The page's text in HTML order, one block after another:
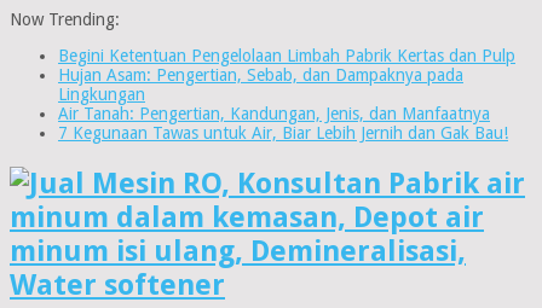
Now Trending:
Begini Ketentuan Pengelolaan Limbah Pabrik Kertas dan Pulp
Hujan Asam: Pengertian, Sebab, dan Dampaknya pada
Lingkungan
Air Tanah: Pengertian, Kandungan, Jenis, dan Manfaatnya
7 Kegunaan Tawas untuk Air, Biar Lebih Jernih dan Gak Bau!